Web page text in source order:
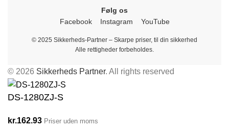
Følg os
Facebook
Instagram YouTube
© 2025 Sikkerheds-Partner – Skarpe priser, til din sikkerhed
Alle rettigheder forbeholdes.
© 2026 Sikkerheds Partner. All rights reserved
DS-1280ZJ-S
kr.162.93 Priser uden moms